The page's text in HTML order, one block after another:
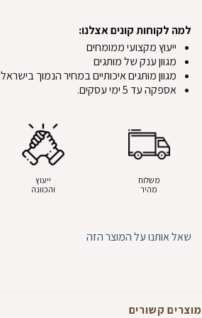
למה לקוחות קונים אצלנו:
ייעוץ מקצועי ממומחים
מגוון ענק של מותגים
מגוון מותגים איכותיים במחיר הנמוך בישראל
אספקה עד 5 ימי עסקים.
משלוח
מהיר
ייעוץ
והכוונה
שאל אותנו על המוצר הזה
מוצרים קשורים